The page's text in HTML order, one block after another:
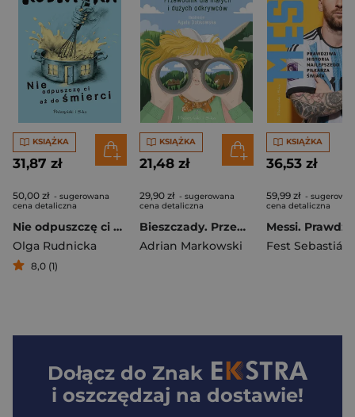
KSIĄŻKA
31,87 zł
50,00 zł - sugerowana
cena detaliczna
Nie odpuszczę ci aż do śmierci
Olga Rudnicka
8,0 (1)
KSIĄŻKA
21,48 zł
29,90 zł - sugerowana
cena detaliczna
Bieszczady. Przewodnik dla małych i dużych odkrywców
Adrian Markowski
KSIĄŻKA
36,53 zł
59,99 zł -
cena detaliczna
Fest Sebastián
Dołącz do Znak
i oszczędzaj na dostawie!